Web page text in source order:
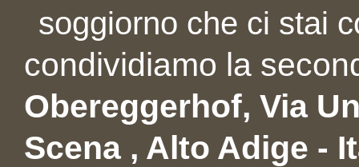
soggiorno che ci stai
condividiamo la
Obereggerhof, Via
Scena , Alto Adige -